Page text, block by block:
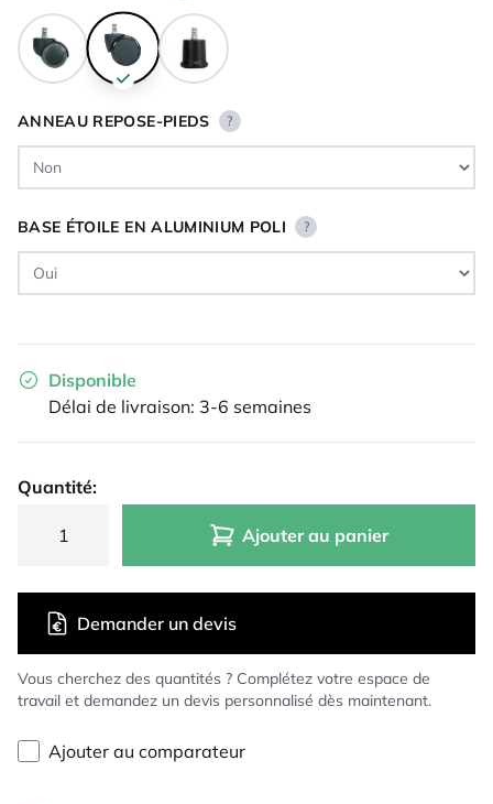
ANNEAU REPOSE-PIEDS ?
BASE ÉTOILE EN ALUMINIUM POLI ?
Disponible
Délai de livraison: 3-6 semaines
Quantité:
Ajouter au panier
Vous cherchez des quantités ? Complétez votre espace de
travail et demandez un devis personnalisé dès maintenant.
Demander un devis
Ajouter au comparateur